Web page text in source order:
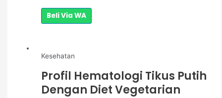
Beli Via WA
Kesehatan
Profil Hematologi Tikus Putih
Dengan Diet Vegetarian